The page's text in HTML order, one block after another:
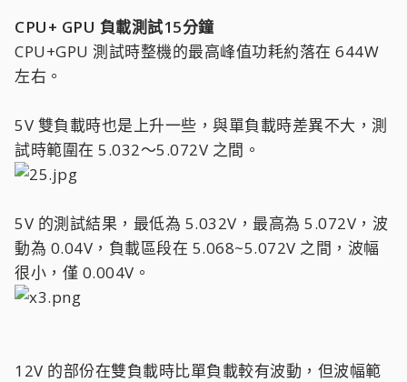
CPU+ GPU 負載測試15分鐘
CPU+GPU 測試時整機的最高峰值功耗約落在 644W
左右。
5V 雙負載時也是上升一些，與單負載時差異不大，測
試時範圍在 5.032～5.072V 之間。
5V 的測試結果，最低為 5.032V，最高為 5.072V，波
動為 0.04V，負載區段在 5.068~5.072V 之間，波幅
很小，僅 0.004V。
12V 的部份在雙負載時比單負載較有波動，但波幅範